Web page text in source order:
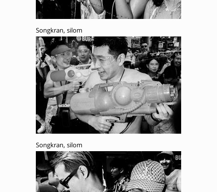
Songkran, silom
Songkran, silom